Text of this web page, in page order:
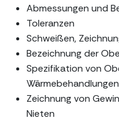
Abmessungen und
Toleranzen
Schweißen,
Bezeichnung der
Spezifikation von
Wärmebehandlungen
Zeichnung von
Nieten